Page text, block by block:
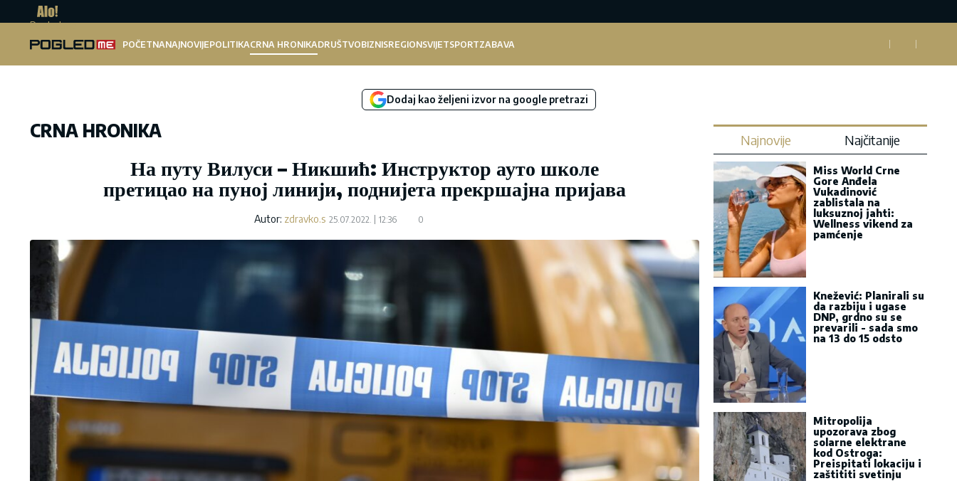
Pogled.me
POČETNANAJNOVIJEPOLITIKACRNA HRONIKADRUŠTVOBIZNISREGIONSVIJETSPORTZABAVA
Dodaj kao željeni izvor na google pretrazi
CRNA HRONIKA
На путу Вилуси – Никшић: Инструктор ауто школе
претицао на пуној линији, поднијета прекршајна пријава
Autor: zdravko.s 25.07.2022. 12:36 0
Najnovije Najčitanije
Miss World Crne
Gore Anđela
Vukadinović
zablistala na
luksuznoj jahti:
Wellness vikend za
pamćenje
Knežević: Planirali su
da razbiju i ugase
DNP, grdno su se
prevarili - sada smo
na 13 do 15 odsto
Mitropolija
upozorava zbog
solarne elektrane
kod Ostroga:
Preispitati lokaciju i
zaštititi svetinju